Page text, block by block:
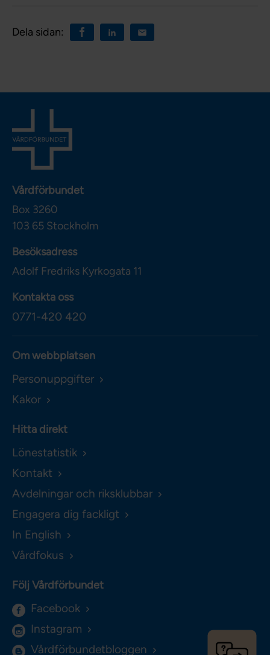
Dela sidan:
Vårdförbundet
Box 3260
103 65 Stockholm
Besöksadress
Adolf Fredriks Kyrkogata 11
Kontakta oss
0771-420 420
Om webbplatsen
Personuppgifter
Kakor
Hitta direkt
Lönestatistik
Kontakt
Avdelningar och riksklubbar
Engagera dig fackligt
In English
Vårdfokus
Följ Vårdförbundet
Facebook
Instagram
Vårdförbundetbloggen